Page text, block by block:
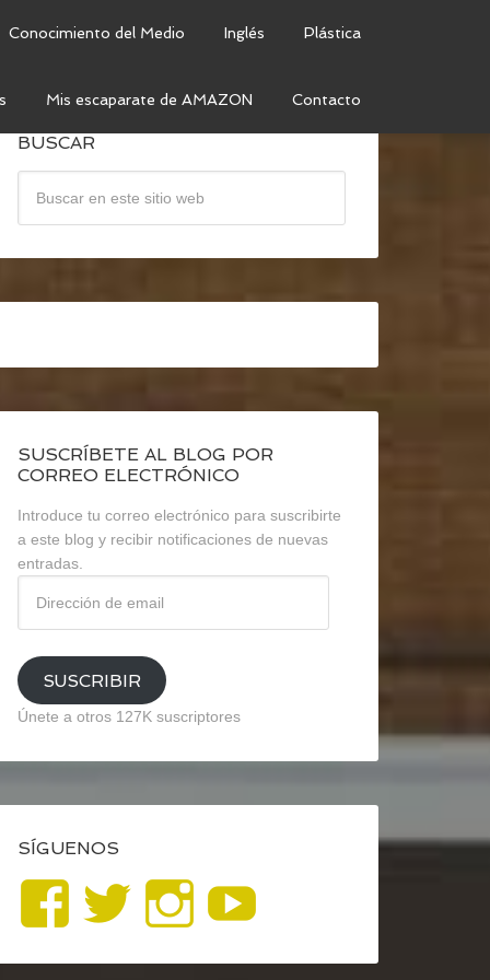
Conocimiento del Medio Inglés Plástica
Mis escaparate de AMAZON Contacto
BUSCAR
SUSCRÍBETE AL BLOG POR
CORREO ELECTRÓNICO
Introduce tu correo electrónico para suscribirte
a este blog y recibir notificaciones de nuevas
entradas.
email
SUSCRIBIR
Únete a otros 127K suscriptores
SÍGUENOS
Ver
perfil
Ver
perfil
Ver
perfil